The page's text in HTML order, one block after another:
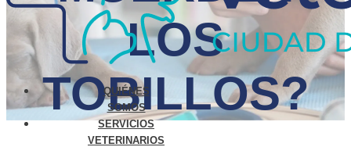
QUIÉNES
SOMOS
SERVICIOS
VETERINARIOS
LOS
TOBILLOS?